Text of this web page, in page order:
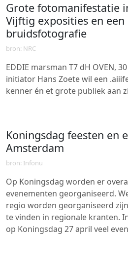
Grote fotomanifestatie
Vijftig exposities en
bruidsfotografie
bron: NRC
EDDIE marsman T7 dH OVEN, 30
initiator Hans Zoete wil een
kenner én et grote publiek aan
Koningsdag feesten en
Amsterdam
bron: Infonu
Op Koningsdag worden er
evenementen georganiseerd.
regio worden georganiseerd
te vinden in regionale kranten.
op Koningsdag 27 april veel